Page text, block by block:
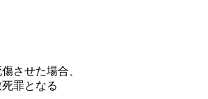
させた場合、
罪となる